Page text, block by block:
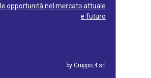
opportunità nel mercato attuale
e futuro
by Gruppo 4 srl